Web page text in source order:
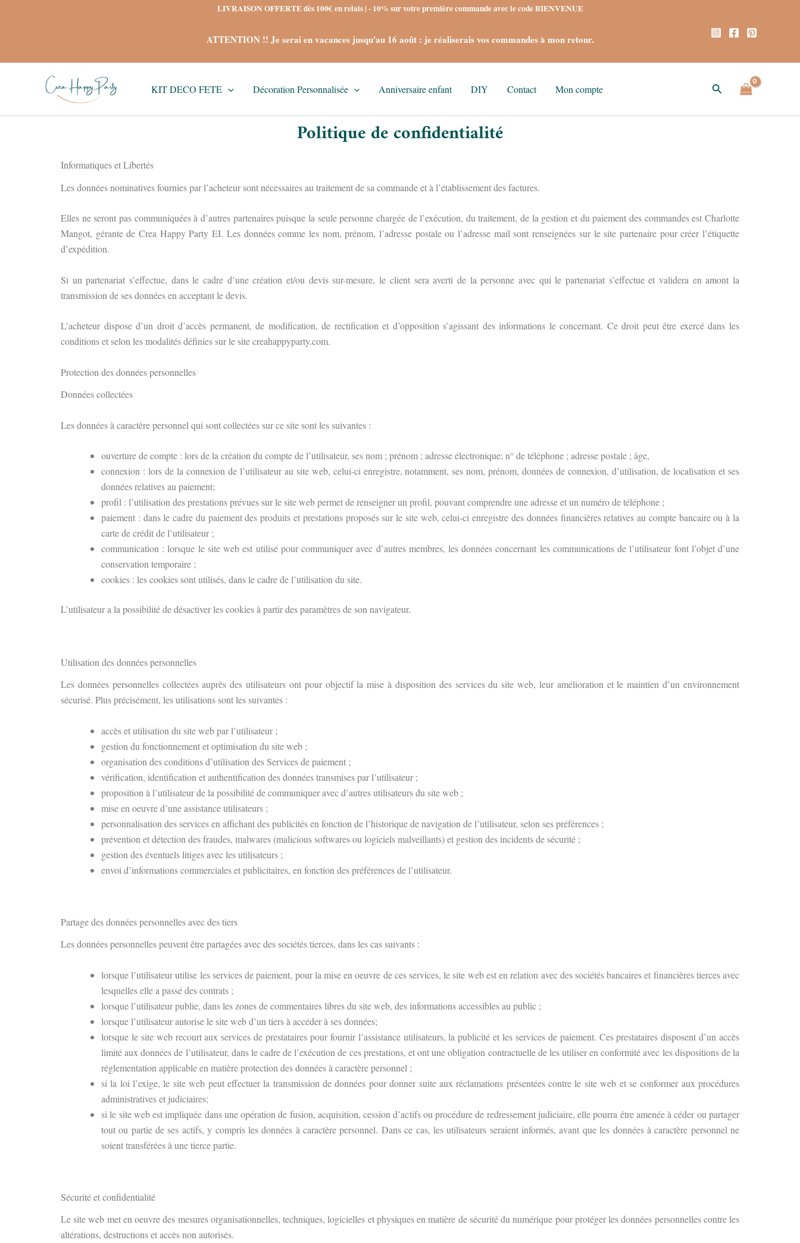
LIVRAISON OFFERTE dès 100€ en relais | - 10% sur votre première commande avec le code BIENVENUE
ATTENTION !! Je serai en vacances jusqu'au 16 août : je réaliserais vos commandes à mon retour.
KIT DECO FETE Décoration Personnalisée Anniversaire enfant DIY Contact Mon compte Rechercher
Politique de confidentialité
Informatiques et Libertés
Les données nominatives fournies par l’acheteur sont nécessaires au traitement de sa commande et à l’établissement des factures.
Elles ne seront pas communiquées à d’autres partenaires puisque la seule personne chargée de l’exécution, du traitement, de la gestion et du paiement des commandes est Charlotte
Mangot, gérante de Crea Happy Party EI. Les données comme les nom, prénom, l’adresse postale ou l’adresse mail sont renseignées sur le site partenaire pour créer l’étiquette
d’expédition.
Si un partenariat s’effectue, dans le cadre d’une création et/ou devis sur-mesure, le client sera averti de la personne avec qui le partenariat s’effectue et validera en amont la
transmission de ses données en acceptant le devis.
L’acheteur dispose d’un droit d’accès permanent, de modification, de rectification et d’opposition s’agissant des informations le concernant. Ce droit peut être exercé dans les
conditions et selon les modalités définies sur le site creahappyparty.com.
Protection des données personnelles
Données collectées
Les données à caractère personnel qui sont collectées sur ce site sont les suivantes :
ouverture de compte : lors de la création du compte de l’utilisateur, ses nom ; prénom ; adresse électronique; n° de téléphone ; adresse postale ; âge,
connexion : lors de la connexion de l’utilisateur au site web, celui-ci enregistre, notamment, ses nom, prénom, données de connexion, d’utilisation, de localisation et ses
données relatives au paiement;
profil : l’utilisation des prestations prévues sur le site web permet de renseigner un profil, pouvant comprendre une adresse et un numéro de téléphone ;
paiement : dans le cadre du paiement des produits et prestations proposés sur le site web, celui-ci enregistre des données financières relatives au compte bancaire ou à la
carte de crédit de l’utilisateur ;
communication : lorsque le site web est utilisé pour communiquer avec d’autres membres, les données concernant les communications de l’utilisateur font l’objet d’une
conservation temporaire ;
cookies : les cookies sont utilisés, dans le cadre de l’utilisation du site.
L’utilisateur a la possibilité de désactiver les cookies à partir des paramètres de son navigateur.
Utilisation des données personnelles
Les données personnelles collectées auprès des utilisateurs ont pour objectif la mise à disposition des services du site web, leur amélioration et le maintien d’un environnement
sécurisé. Plus précisément, les utilisations sont les suivantes :
accès et utilisation du site web par l’utilisateur ;
gestion du fonctionnement et optimisation du site web ;
organisation des conditions d’utilisation des Services de paiement ;
vérification, identification et authentification des données transmises par l’utilisateur ;
proposition à l’utilisateur de la possibilité de communiquer avec d’autres utilisateurs du site web ;
mise en oeuvre d’une assistance utilisateurs ;
personnalisation des services en affichant des publicités en fonction de l’historique de navigation de l’utilisateur, selon ses préférences ;
prévention et détection des fraudes, malwares (malicious softwares ou logiciels malveillants) et gestion des incidents de sécurité ;
gestion des éventuels litiges avec les utilisateurs ;
envoi d’informations commerciales et publicitaires, en fonction des préférences de l’utilisateur.
Partage des données personnelles avec des tiers
Les données personnelles peuvent être partagées avec des sociétés tierces, dans les cas suivants :
lorsque l’utilisateur utilise les services de paiement, pour la mise en oeuvre de ces services, le site web est en relation avec des sociétés bancaires et financières tierces avec
lesquelles elle a passé des contrats ;
lorsque l’utilisateur publie, dans les zones de commentaires libres du site web, des informations accessibles au public ;
lorsque l’utilisateur autorise le site web d’un tiers à accéder à ses données;
lorsque le site web recourt aux services de prestataires pour fournir l’assistance utilisateurs, la publicité et les services de paiement. Ces prestataires disposent d’un accès
limité aux données de l’utilisateur, dans le cadre de l’exécution de ces prestations, et ont une obligation contractuelle de les utiliser en conformité avec les dispositions de la
réglementation applicable en matière protection des données à caractère personnel ;
si la loi l’exige, le site web peut effectuer la transmission de données pour donner suite aux réclamations présentées contre le site web et se conformer aux procédures
administratives et judiciaires;
si le site web est impliquée dans une opération de fusion, acquisition, cession d’actifs ou procédure de redressement judiciaire, elle pourra être amenée à céder ou partager
tout ou partie de ses actifs, y compris les données à caractère personnel. Dans ce cas, les utilisateurs seraient informés, avant que les données à caractère personnel ne
soient transférées à une tierce partie.
Sécurité et confidentialité
Le site web met en oeuvre des mesures organisationnelles, techniques, logicielles et physiques en matière de sécurité du numérique pour protéger les données personnelles contre les
altérations, destructions et accès non autorisés.